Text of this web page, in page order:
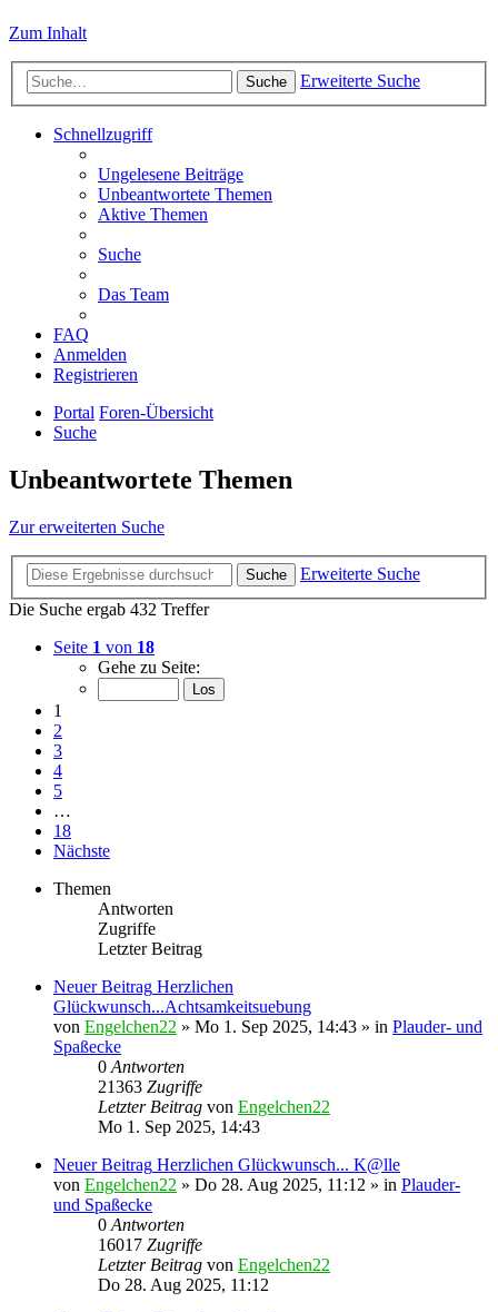
Zum Inhalt
Suche Erweiterte Suche
Schnellzugriff
Ungelesene Beiträge
Unbeantwortete Themen
Aktive Themen
Suche
Das Team
FAQ
Anmelden
Registrieren
Portal Foren-Übersicht
Suche
Unbeantwortete Themen
Zur erweiterten Suche
Suche
Erweiterte Suche
Die Suche ergab 432 Treffer
Seite 1 von 18
Gehe zu Seite:
1
2
3
4
5
…
18
Nächste
Themen
Antworten
Zugriffe
Letzter Beitrag
Neuer Beitrag Herzlichen
Glückwunsch...Achtsamkeitsuebung
von Engelchen22 » Mo 1. Sep 2025, 14:43 » in Plauder- und
Spaßecke
0Antworten
21363 Zugriffe
Letzter Beitrag von Engelchen22
Mo 1. Sep 2025, 14:43
Neuer Beitrag Herzlichen Glückwunsch... K@lle
von Engelchen22 » Do 28. Aug 2025, 11:12 » in Plauder-
und Spaßecke
0Antworten
16017 Zugriffe
Letzter Beitrag von Engelchen22
Do 28. Aug 2025, 11:12